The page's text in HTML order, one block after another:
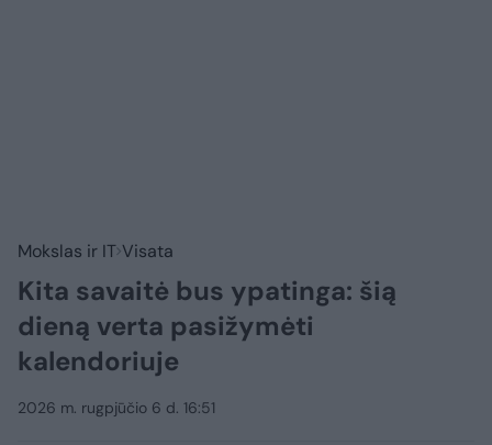
Mokslas ir IT Visata
Kita savaitė bus ypatinga: šią
dieną verta pasižymėti
kalendoriuje
2026 m. rugpjūčio 6 d. 16:51